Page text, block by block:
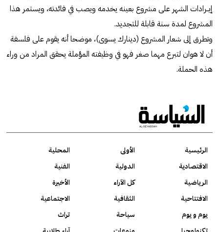
إيــرادات الشهر على مشروع بعينه يخدمه ويصب في فائدته، ويستمر هذا
المشروع لمدة سنة قابلة للتجديد.
وتطرق إلى شعار المشروع (دينارك يسوى)، موضحا أنه يقوم على فلسفة
أن لا هوان لتبرع مهما صغر فهو في وظيفته المؤملة يحقق المراد من وراء
هذه الحملة.
الرئيسية الأولى
المحلية
الاقتصادية
الدولية
الفنية
الرياضية
كل الآراء
الأخيرة
الافتتاحية
الثقافية
الاجتماعية
يوم و يوم
سياحة
تراث